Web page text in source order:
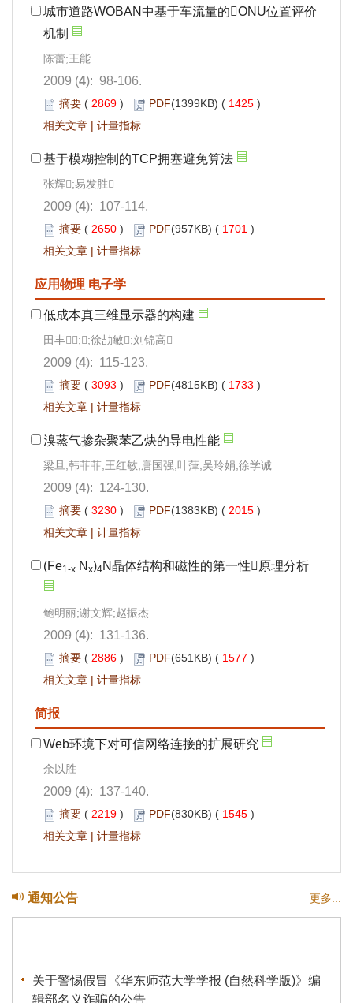
城市道路WOBAN中基于车流量的ONU位置评价
机制
陈蕾;王能
2009 (4): 98-106.
摘要 ( 2869 ) PDF(1399KB) ( 1425 )
相关文章 | 计量指标
基于模糊控制的TCP拥塞避免算法
张辉;易发胜
2009 (4): 107-114.
摘要 ( 2650 ) PDF(957KB) ( 1701 )
相关文章 | 计量指标
应用物理 电子学
低成本真三维显示器的构建
田丰;;徐劼敏;刘锦高
2009 (4): 115-123.
摘要 ( 3093 ) PDF(4815KB) ( 1733 )
相关文章 | 计量指标
溴蒸气掺杂聚苯乙炔的导电性能
梁旦;韩菲菲;王红敏;唐国强;叶葏;吴玲娟;徐学诚
2009 (4): 124-130.
摘要 ( 3230 ) PDF(1383KB) ( 2015 )
相关文章 | 计量指标
(Fe1-x N x)4N晶体结构和磁性的第一性原理分析
鲍明丽;谢文辉;赵振杰
2009 (4): 131-136.
摘要 ( 2886 ) PDF(651KB) ( 1577 )
相关文章 | 计量指标
简报
Web环境下对可信网络连接的扩展研究
余以胜
2009 (4): 137-140.
摘要 ( 2219 ) PDF(830KB) ( 1545 )
相关文章 | 计量指标
通知公告 更多...
关于警惕假冒《华东师范大学学报 (自然科学版)》编
辑部名义诈骗的公告